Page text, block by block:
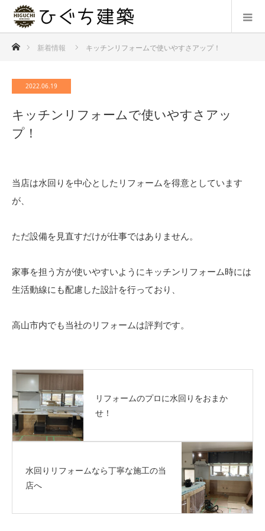
ホーム新着情報 キッチンリフォームで使いやすさアップ！
2022.06.19
キッチンリフォームで使いやすさアッ
プ！
当店は水回りを中心としたリフォームを得意としています
が、
ただ設備を見直すだけが仕事ではありません。
家事を担う方が使いやすいようにキッチンリフォーム時には
生活動線にも配慮した設計を行っており、
高山市内でも当社のリフォームは評判です。
リフォームのプロに水回りをおまか
せ！
水回りリフォームなら丁寧な施工の当
店へ